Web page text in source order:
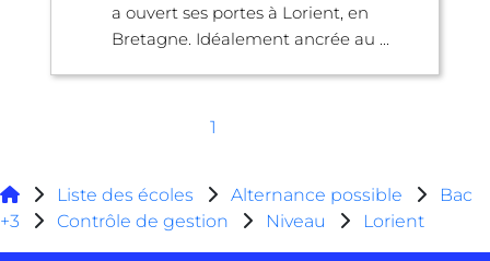
a ouvert ses portes à Lorient, en
Bretagne. Idéalement ancrée au ...
1
Liste des écoles Alternance possible
Bac
+3
Contrôle de gestion Niveau Lorient